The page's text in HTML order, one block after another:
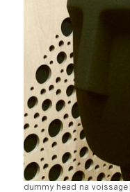
dummy head na voissage|